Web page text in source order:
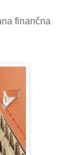
finančna